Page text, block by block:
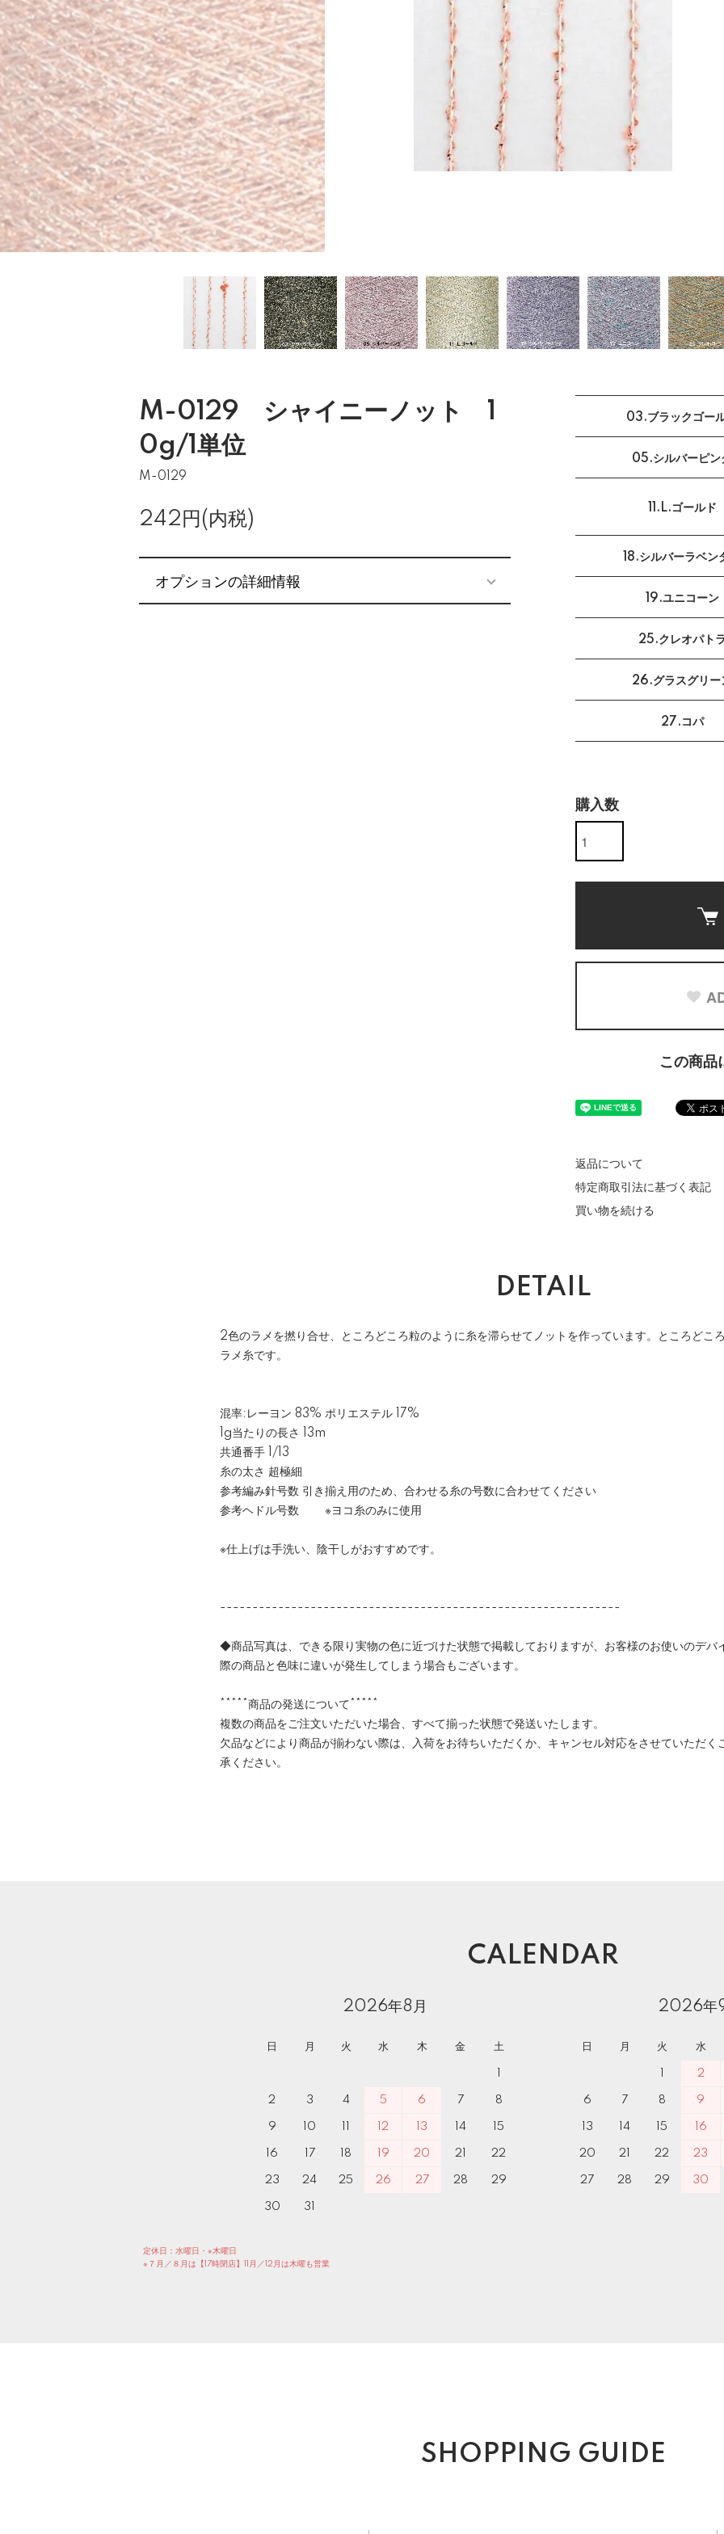
M-0129 シャイニーノット 1
0g/1単位
M-0129
242円(内税)
オプションの詳細情報
03.ブラックゴー
05.シルバーピン
11.L.ゴールド
18.シルバーラベン
19.ユニコーン
25.クレオパトラ
26.グラスグリー
27.コパ
購入数
この商品
返品について
特定商取引法に基づく表記
買い物を続ける
DETAIL
2色のラメを撚り合せ、ところどころ粒のように糸を滞らせてノットを作っています。ところどこ
ラメ糸です。
混率:レーヨン 83% ポリエステル 17%
1g当たりの長さ 13m
共通番手 1/13
糸の太さ 超極細
参考編み針号数 引き揃え用のため、合わせる糸の号数に合わせてください
参考ヘドル号数 ※ヨコ糸のみに使用
※仕上げは手洗い、陰干しがおすすめです。
--------------------------------------------------------------
◆商品写真は、できる限り実物の色に近づけた状態で掲載しておりますが、お客様のお使いのデバ
際の商品と色味に違いが発生してしまう場合もございます。
*****商品の発送について*****
複数の商品をご注文いただいた場合、すべて揃った状態で発送いたします。
欠品などにより商品が揃わない際は、入荷をお待ちいただくか、キャンセル対応をさせていただく
承ください。
CALENDAR
2026年8月
日 月 火 水 木 金 土
2 3 4 5 6 7 8
9 10 12 13 14 15
16 17 18 19 20 21 22
23 24 25 26 27 28 29
30 31
2026年
日 月 火 水
2
6 7 8 9
13 14 15 16
20 21 22 23
27 28 29 30
定休日：水曜日・※木曜日
※７月／８月は【17時閉店】11月／12月は木曜も営業
SHOPPING GUIDE